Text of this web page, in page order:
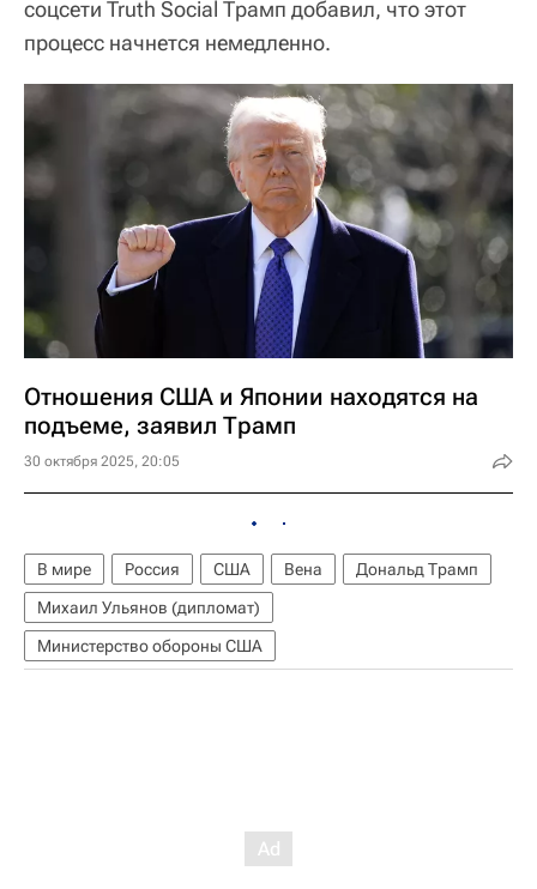
соцсети Truth Social Трамп добавил, что этот
процесс начнется немедленно.
Отношения США и Японии находятся на
подъеме, заявил Трамп
30 октября 2025, 20:05
В мире Россия США Вена
Дональд Трамп
Михаил Ульянов (дипломат)
Министерство обороны США